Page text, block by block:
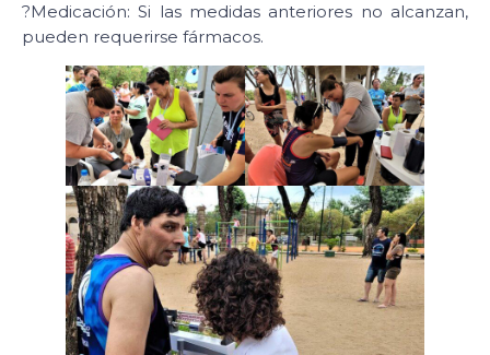
?Medicación: Si las medidas anteriores no alcanzan,
pueden requerirse fármacos.